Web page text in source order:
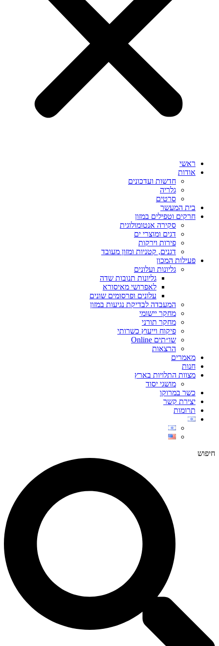
ראשי
אודות
חדשות ועדכונים
גלריה
סרטים
בית המעשר
חרקים וטפילים במזון
סקירה אנטומולוגית
דגים ומוצרי ים
פירות וירקות
דגנים, קטניות ומזון מעובד
פעילות המכון
גליונות ועלונים
גליונות תנובות שדה
לאפרושי מאיסורא
עלונים ופרסומים שונים
המעבדה לבדיקת נגיעות במזון
מחקר יישומי
מחקר תורני
פיקוח וייעוץ כשרותי
שו״תים Online
הרצאות
מאמרים
חנות
מצוות התלויות בארץ
מושגי יסוד
כשר במרוקו
יצירת קשר
תרומות
חיפוש